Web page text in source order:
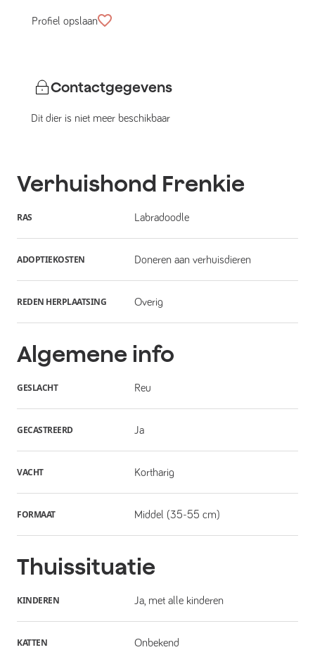
Profiel opslaan
Contactgegevens
Dit dier is niet meer beschikbaar
Verhuishond Frenkie
RAS Labradoodle
ADOPTIEKOSTEN Doneren aan verhuisdieren
REDEN HERPLAATSING Overig
Algemene info
GESLACHT Reu
GECASTREERD Ja
VACHT Kortharig
FORMAAT Middel (35-55 cm)
Thuissituatie
KINDEREN Ja, met alle kinderen
KATTEN Onbekend